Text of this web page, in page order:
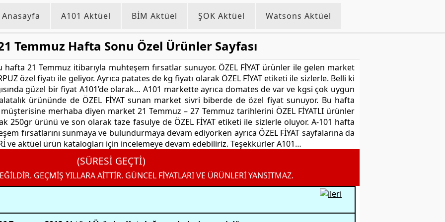
Anasayfa A101 Aktüel BİM Aktüel ŞOK Aktüel Watsons Aktüel
Temmuz Hafta Sonu Özel Ürünler Sayfası
21 Temmuz itibarıyla muhteşem fırsatlar sunuyor. ÖZEL FİYAT ürünler ile gelen market
özel fiyatı ile geliyor. Ayrıca patates de kg fiyatı olarak ÖZEL FİYAT etiketi ile sizlerle. Belli ki
güzel bir fiyat A101’de olarak… A101 markette ayrıca domates de var ve kgsi çok uygun
ürününde de ÖZEL FİYAT sunan market sivri biberde de özel fiyat sunuyor. Bu hafta
merhaba diyen market 21 Temmuz – 27 Temmuz tarihlerini ÖZEL FİYATLI ürünler
250gr ürünü ve son olarak taze fasulye de ÖZEL FİYAT etiketi ile sizlerle oluyor. A-101 hafta
fırsatlarını sunmaya ve bulundurmaya devam ediyorken ayrıca ÖZEL FİYAT sayfalarına da
ve aktüel ürün katalogları için incelemeye devam edebiliriz. Teşekkürler A101…
(SÜRESİ GEÇTİ)
GEÇMİŞ YILLARA AİTTİR. GÜNCEL FİYATLARI VE ÜRÜNLERİ YANSITMAZ.